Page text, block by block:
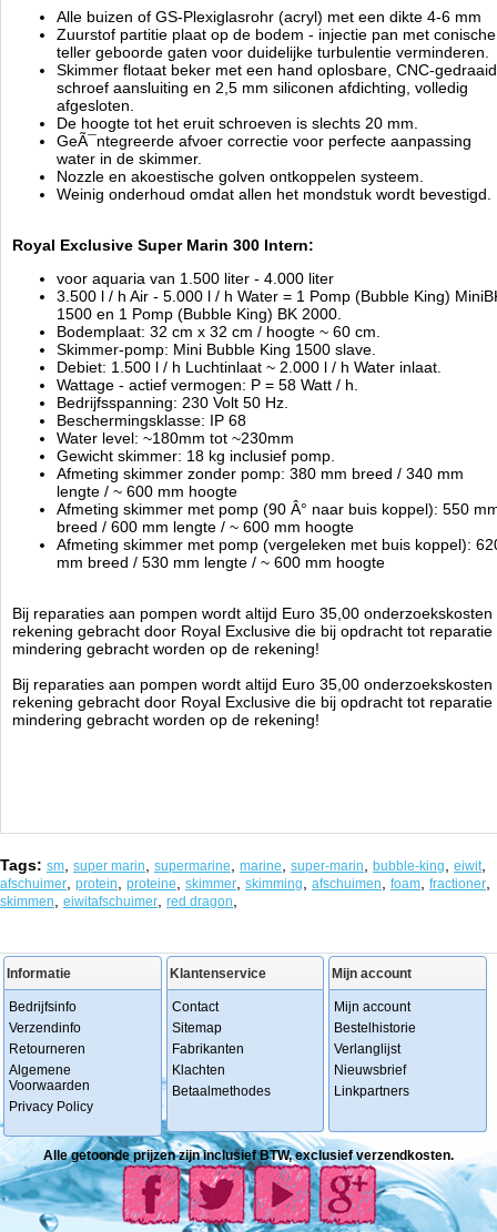
Bij reparaties aan pompen wordt altijd Euro 35,00 onderzoekskosten in
rekening gebracht door Royal Exclusive die bij opdracht tot reparatie in
mindering gebracht worden op de rekening!
Royal Exclusiv
Manufactured by:Royal Exclusiv
AC-SM300
Product ID:
174 1750 1750 Available from:Aquariumonderdelen.nl 2026-08-14 Pre-
Alle buizen of GS-Plexiglasrohr (acryl) met een dikte 4-6 mm
Zuurstof partitie plaat op de bodem - injectie pan met conische
teller geboorde gaten voor duidelijke turbulentie verminderen.
Skimmer flotaat beker met een hand oplosbare, CNC-
schroef aansluiting en 2,5 mm siliconen afdichting, volledig
afgesloten.
De hoogte tot het eruit schroeven is slechts 20 mm.
GeÃ¯ntegreerde afvoer correctie voor perfecte aanpassing
water in de skimmer.
Nozzle en akoestische golven ontkoppelen systeem.
Weinig onderhoud omdat allen het mondstuk wordt bevestigd.
Royal Exclusive Super Marin 300 Intern:
voor aquaria van 1.500 liter - 4.000 liter
3.500 l / h Air - 5.000 l / h Water = 1 Pomp (Bubble King)
1500 en 1 Pomp (Bubble King) BK 2000.
Bodemplaat: 32 cm x 32 cm / hoogte ~ 60 cm.
Skimmer-pomp: Mini Bubble King 1500 slave.
Debiet: 1.500 l / h Luchtinlaat ~ 2.000 l / h Water inlaat.
Wattage - actief vermogen: P = 58 Watt / h.
Bedrijfsspanning: 230 Volt 50 Hz.
Beschermingsklasse: IP 68
Water level: ~180mm tot ~230mm
Gewicht skimmer: 18 kg inclusief pomp.
Afmeting skimmer zonder pomp: 380 mm breed / 340 mm
lengte / ~ 600 mm hoogte
Afmeting skimmer met pomp (90 Â° naar buis koppel): 550
breed / 600 mm lengte / ~ 600 mm hoogte
Afmeting skimmer met pomp (vergeleken met buis koppel):
mm breed / 530 mm lengte / ~ 600 mm hoogte
Bij reparaties aan pompen wordt altijd Euro 35,00 onderzoekskosten
rekening gebracht door Royal Exclusive die bij opdracht tot reparatie
mindering gebracht worden op de rekening!
Bij reparaties aan pompen wordt altijd Euro 35,00 onderzoekskosten
rekening gebracht door Royal Exclusive die bij opdracht tot reparatie
mindering gebracht worden op de rekening!
Tags: sm super marin supermarine marine super-marin bubble-king eiwit
afschuimer protein proteine skimmer skimming afschuimen foam fractioner
skimmen eiwitafschuimer red dragon
Informatie
Bedrijfsinfo
Verzendinfo
Retourneren
Algemene
Voorwaarden
Privacy Policy
Klantenservice
Contact
Sitemap
Fabrikanten
Klachten
Betaalmethodes
Mijn account
Mijn account
Bestelhistorie
Verlanglijst
Nieuwsbrief
Linkpartners
Alle getoonde prijzen zijn inclusief BTW, exclusief verzendkosten.